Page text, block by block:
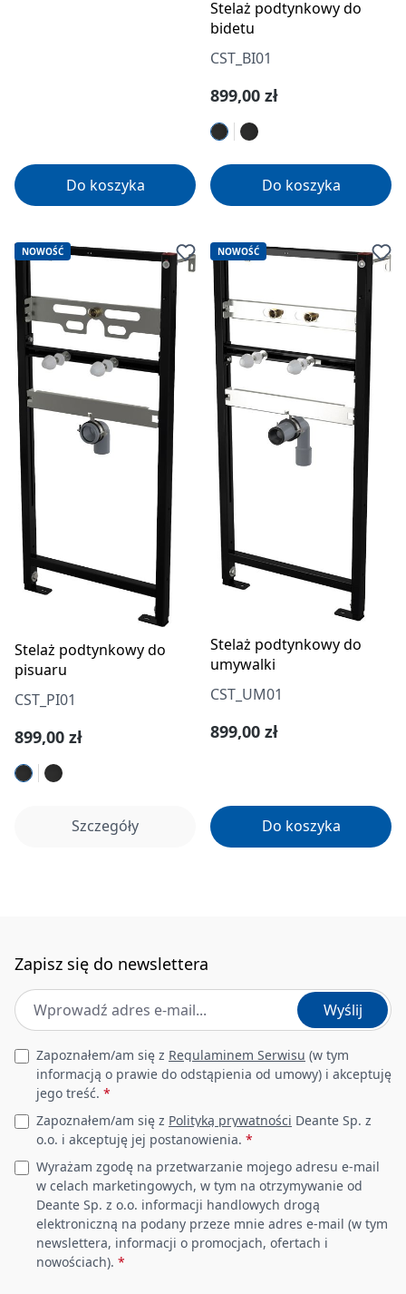
Do koszyka
Stelaż podtynkowy do
bidetu
CST_BI01
Cena regularna:
899,00 zł
Do koszyka
NOWOŚĆ
Stelaż podtynkowy do
pisuaru
CST_PI01
Cena regularna:
899,00 zł
Szczegóły
NOWOŚĆ
Stelaż podtynkowy do
umywalki
CST_UM01
Cena regularna:
899,00 zł
Do koszyka
Zapisz się do newslettera
Adres e-mail *
Wyślij
Leave this field empty
Zapoznałem/am się z Regulaminem Serwisu (w tym
informacją o prawie do odstąpienia od umowy) i akceptuję
jego treść. *
Zapoznałem/am się z Polityką prywatności Deante Sp. z
o.o. i akceptuję jej postanowienia. *
Wyrażam zgodę na przetwarzanie mojego adresu e-mail
w celach marketingowych, w tym na otrzymywanie od
Deante Sp. z o.o. informacji handlowych drogą
elektroniczną na podany przeze mnie adres e-mail (w tym
newslettera, informacji o promocjach, ofertach i
nowościach). *